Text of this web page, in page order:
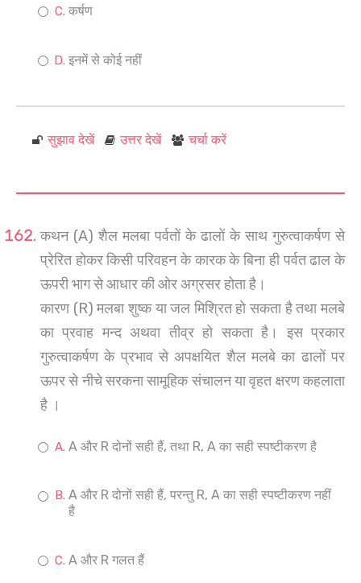
कर्षण
इनमें से कोई नहीं
सुझाव देखें उत्तर देखें चर्चा करें
कथन (A) शैल मलबा पर्वतों के ढालों के साथ गुरुत्वाकर्षण से
प्रेरित होकर किसी परिवहन के कारक के बिना ही पर्वत ढाल के
ऊपरी भाग से आधार की ओर अग्रसर होता है।
कारण (R) मलबा शुष्क या जल मिश्रित हो सकता है तथा मलबे
का प्रवाह मन्द अथवा तीव्र हो सकता है। इस प्रकार
गुरुत्वाकर्षण के प्रभाव से अपक्षयित शैल मलबे का ढालों पर
ऊपर से नीचे सरकना सामूहिक संचालन या वृहत क्षरण कहलाता
है ।
A और R दोनों सही हैं, तथा R, A का सही स्पष्टीकरण है
A और R दोनों सही हैं, परन्तु R, A का सही स्पष्टीकरण नहीं
है
A और R गलत हैं